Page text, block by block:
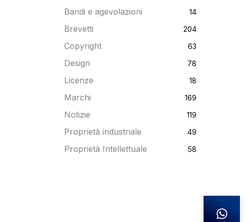
Bandi e agevolazioni 14
Brevetti 204
Copyright 63
Design 78
Licenze 18
Marchi 169
Notizie 119
Proprietà industriale 49
Proprietà Intellettuale 58